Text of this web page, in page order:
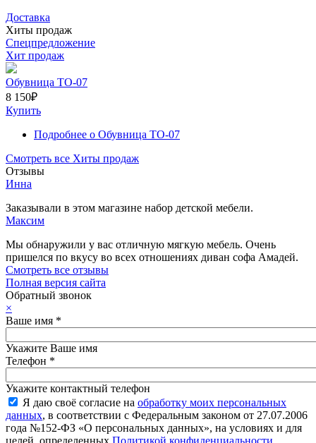
Доставка
Хиты продаж
Спецпредложение
Хит продаж
Обувница ТО-07
8 150₽
Купить
Подробнее о Обувница ТО-07
Смотреть все Хиты продаж
Отзывы
Инна
Заказывали в этом магазине набор детской мебели.
Максим
Мы обнаружили у вас отличную мягкую мебель. Очень
пришелся по вкусу во всех отношениях диван софа Амадей.
Смотреть все отзывы
Полная версия сайта
Обратный звонок
×
Ваше имя *
Укажите Ваше имя
Телефон *
Укажите контактный телефон
Я даю своё согласие на обработку моих персональных
данных, в соответствии с Федеральным законом от 27.07.2006
года №152-ФЗ «О персональных данных», на условиях и для
целей, определенных Политикой конфиденциальности